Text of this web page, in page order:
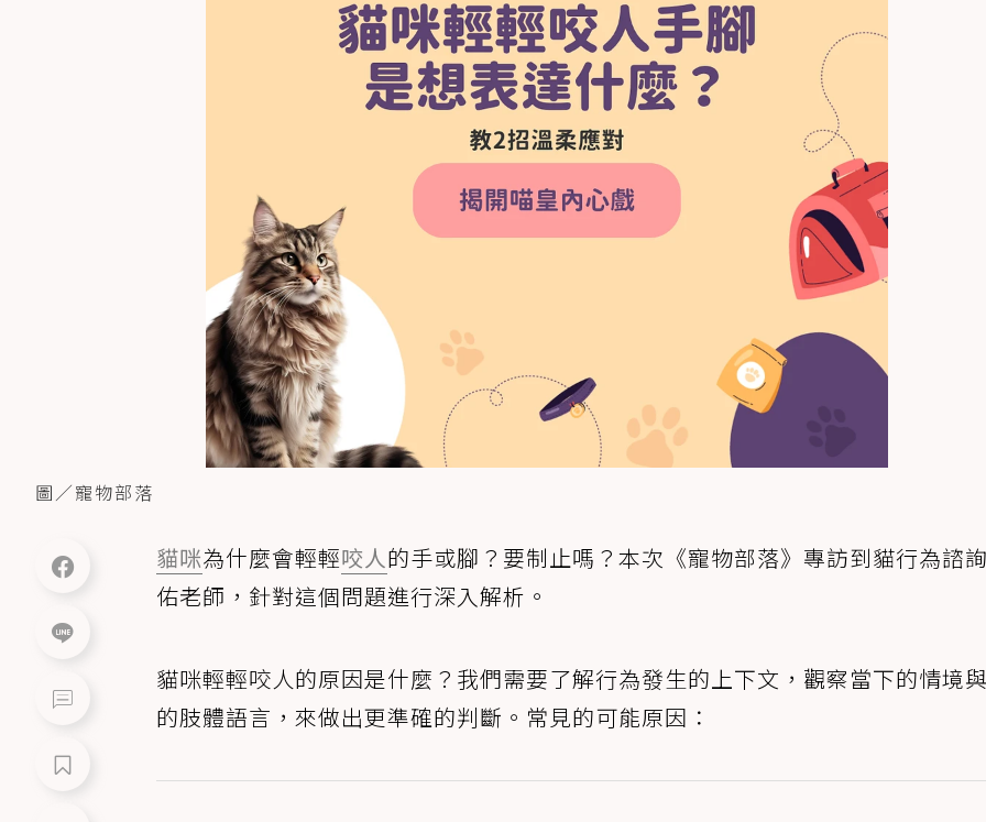
圖／寵物部落
貓咪為什麼會輕輕咬人的手或腳？要制止嗎？本次《寵物部落》專訪到貓行為諮
佑老師，針對這個問題進行深入解析。
貓咪輕輕咬人的原因是什麼？我們需要了解行為發生的上下文，觀察當下的情境
的肢體語言，來做出更準確的判斷。常見的可能原因：